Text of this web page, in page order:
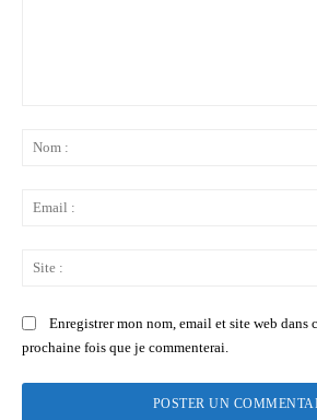
Enregistrer mon nom, email et site web dans
prochaine fois que je commenterai.